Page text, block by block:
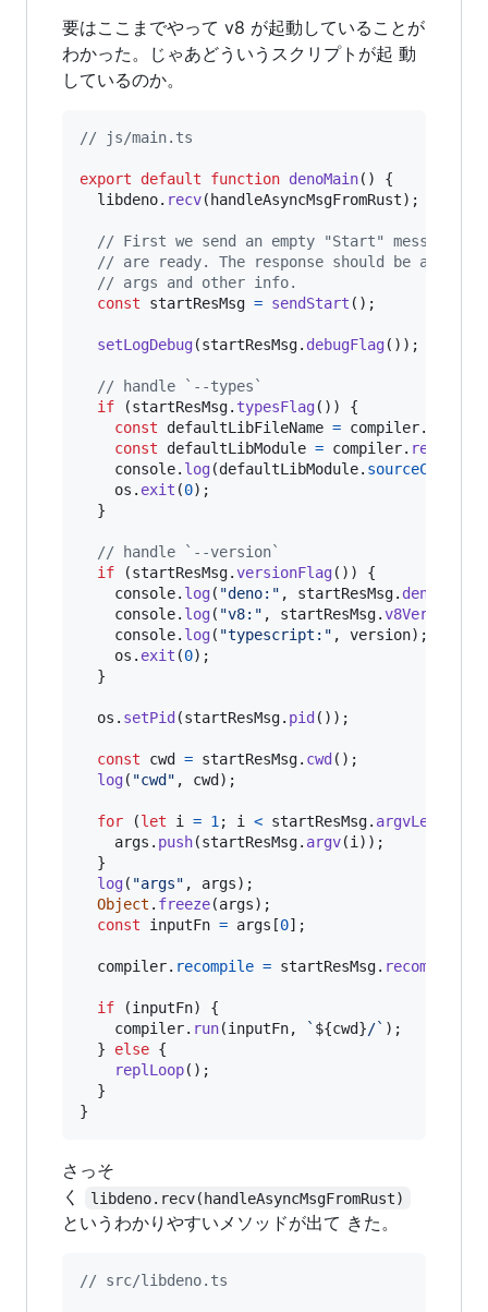
要はここまでやって v8 が起動していることが
わかった。じゃあどういうスクリプトが起 動
しているのか。
// js/main.ts
export default function denoMain( )
{
libdeno. recv( handleAsyncMsgFromRust) ;
// First we send an empty "Start" message
// are ready. The response should be a
// args and other info.
const
startResMsg = sendStart ( ) ;
setLogDebug(startResMsg. debugFlag( ) ) ;
// handle `--types`
if
(startResMsg. typesFlag( ) )
{
const
defaultLibFileName = compiler.
const
defaultLibModule = compiler.
console. log(defaultLibModule. sourceCode
os . exit (0) ;
}
// handle `--version`
if
(startResMsg.versionFlag( ) )
{
console. log( "deno:" , startResMsg.
console. log( "v8:" , startResMsg.v8Version
console. log( "typescript:" , version) ;
os . exit (0) ;
}
os . setPid (startResMsg. pid ( ) ) ;
const cwd = startResMsg. cwd ( ) ;
log( "cwd" , cwd ) ;
for (let i = 1; i < startResMsg. argvLength
args . push(startResMsg. argv(i) ) ;
}
log( "args" , args) ;
Object . freeze(args) ;
const
inputFn = args [0] ;
compiler. recompile = startResMsg.
if (inputFn)
{
compiler. run(inputFn, ` ${cwd}/` ) ;
}
else {
replLoop( ) ;
}
}
さっそ
く
libdeno.recv(handleAsyncMsgFromRust)
というわかりやすいメソッドが出て きた。
// src/libdeno.ts